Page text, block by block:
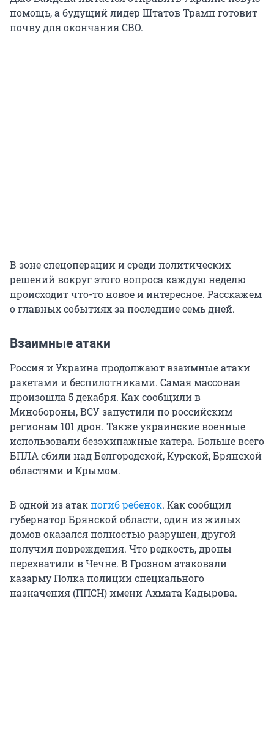
помощь, а будущий лидер Штатов Трамп готовит
почву для окончания СВО.
В зоне спецоперации и среди политических
решений вокруг этого вопроса каждую неделю
происходит что-то новое и интересное. Расскажем
о главных событиях за последние семь дней.
Взаимные атаки
Россия и Украина продолжают взаимные атаки
ракетами и беспилотниками. Самая массовая
произошла 5 декабря. Как сообщили в
Минобороны, ВСУ запустили по российским
регионам 101 дрон. Также украинские военные
использовали безэкипажные катера. Больше всего
БПЛА сбили над Белгородской, Курской, Брянской
областями и Крымом.
В одной из атакпогиб ребенок. Как сообщил
губернатор Брянской области, один из жилых
домов оказался полностью разрушен, другой
получил повреждения. Что редкость, дроны
перехватили в Чечне. В Грозном атаковали
казарму Полка полиции специального
назначения (ППСН) имени Ахмата Кадырова.